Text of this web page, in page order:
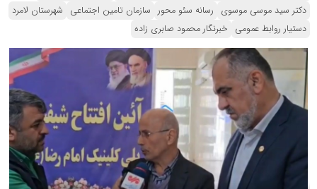
دکتر سید موسی موسوی رسانه سئو محور سازمان تامین اجتماعی شهرستان لامرد
دستیار روابط عمومی خبرنگار محمود صابری زاده